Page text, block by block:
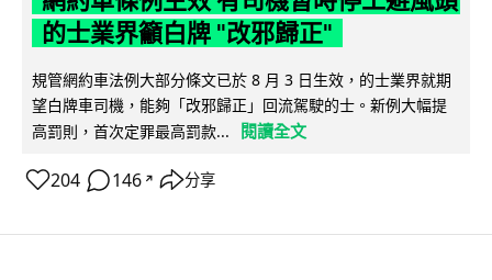
的士業界籲白牌 "改邪歸正"
規管網約車法例大部分條文已於 8 月 3 日生效，的士業界就期
望白牌車司機，能夠「改邪歸正」回流駕駛的士。新例大幅提
高罰則，首次定罪最高罰款...
閱讀全文
204 146 ↗ 分享